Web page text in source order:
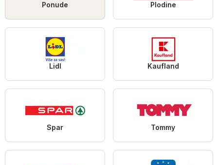
Ponude Plodine
Lidl Kaufland
Spar Tommy